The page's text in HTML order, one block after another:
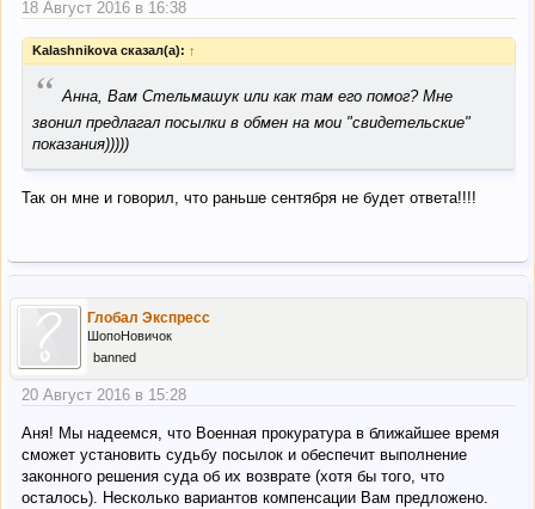
18 Август 2016 в 16:38
Kalashnikova сказал(а): ↑
“ Анна, Вам Стельмашук или как там его помог? Мне
звонил предлагал посылки в обмен на мои "свидетельские"
показания)))))
Так он мне и говорил, что раньше сентября не будет ответа!!!!
Глобал Экспресс
ШопоНовичок
banned
20 Август 2016 в 15:28
Аня! Мы надеемся, что Военная прокуратура в ближайшее время
сможет установить судьбу посылок и обеспечит выполнение
законного решения суда об их возврате (хотя бы того, что
осталось). Несколько вариантов компенсации Вам предложено.